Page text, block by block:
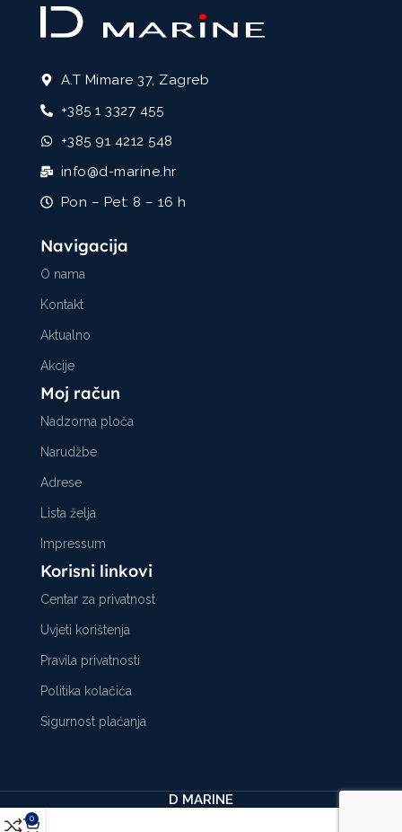
A.T Mimare 37, Zagreb
+385 1 3327 455
+385 91 4212 548
info@d-marine.hr
Pon – Pet: 8 – 16 h
Navigacija
O nama
Kontakt
Aktualno
Akcije
Moj račun
Nadzorna ploča
Narudžbe
Adrese
Lista želja
Impressum
Korisni linkovi
Centar za privatnost
Uvjeti korištenja
Pravila privatnosti
Politika kolačića
Sigurnost plaćanja
D MARINE
0